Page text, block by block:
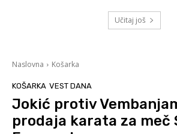
Učitaj još